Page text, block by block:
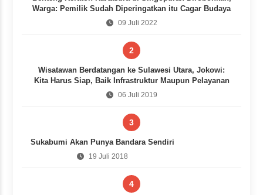
Warga: Pemilik Sudah Diperingatkan itu Cagar Budaya
09 Juli 2022
2
Wisatawan Berdatangan ke Sulawesi Utara, Jokowi:
Kita Harus Siap, Baik Infrastruktur Maupun Pelayanan
06 Juli 2019
3
Sukabumi Akan Punya Bandara Sendiri
19 Juli 2018
4